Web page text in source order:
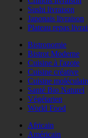
Sushi livraison
Japonais livraison
Plateau repas
Bistronomie
Bistrot Moderne
Cuisine à l'azote
Cuisine créative
Cuisine
Santé Bio Naturel
Végétarien
World Food
Africain
Américain